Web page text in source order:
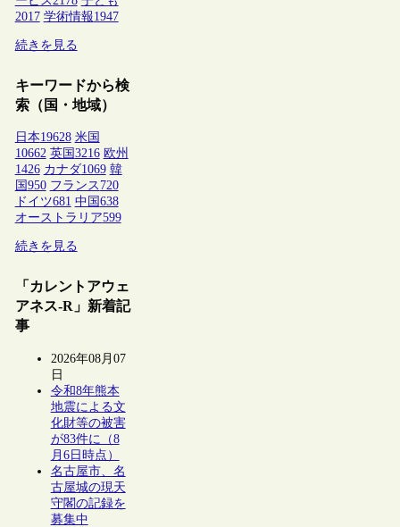
2017 学術情報1947
続きを見る
キーワードから検
索（国・地域）
日本19628 米国
10662 英国 3216 欧州
1426 カナダ1069 韓
国 950 フランス 720
ドイツ681 中国 638
オーストラリア599
続きを見る
「カレントアウェ
アネス-R」新着記
事
2026年08月07
日
令和8年熊本
地震による文
化財等の被害
が83件に（8
月6日時点）
名古屋市、名
古屋城の現天
守閣の記録を
募集中